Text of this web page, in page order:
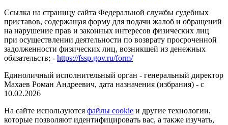
Ссылка на страницу сайта Федеральной службы судебных
приставов, содержащая форму для подачи жалоб и обращений
на нарушение прав и законных интересов физических лиц
при осуществлении деятельности по возврату просроченной
задолженности физических лиц, возникшей из денежных
обязательств; - https://fssp.gov.ru/form/
Единоличный исполнительный орган - генеральный директор
Махаев Роман Андреевич, дата назначения (избрания) - с
10.02.2026
На сайте используются файлы cookie и другие технологии,
которые позволяют идентифицировать вас, а также изучать,